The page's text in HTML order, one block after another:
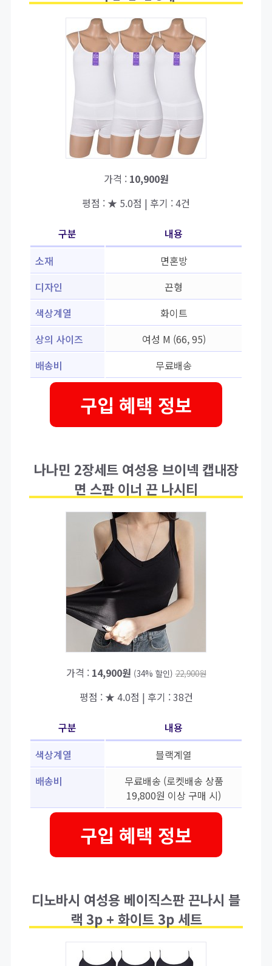
가격 : 10,900원
평점 : ★ 5.0점 | 후기 : 4건
구분
내용
소재
면혼방
디자인
끈형
색상계열
화이트
상의 사이즈
여성 M (66, 95)
배송비
무료배송
구입 혜택 정보
나나민 2장세트 여성용 브이넥 캡내장
면 스판 이너 끈 나시티
가격 : 14,900원 (34% 할인) 22,900원
평점 : ★ 4.0점 | 후기 : 38건
구분
내용
색상계열
블랙계열
배송비
무료배송 (로켓배송 상품
19,800원 이상 구매 시)
구입 혜택 정보
디노바시 여성용 베이직스판 끈나시 블
랙 3p + 화이트 3p 세트